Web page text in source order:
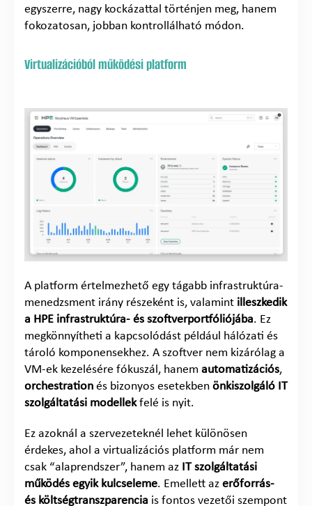
egyszerre, nagy kockázattal történjen meg, hanem
fokozatosan, jobban kontrollálható módon.
Virtualizációból működési platform
A platform értelmezhető egy tágabb infrastruktúra-
menedzsment irány részeként is, valamint illeszkedik
a HPE infrastruktúra- és szoftverportfóliójába. Ez
megkönnyítheti a kapcsolódást például hálózati és
tároló komponensekhez. A szoftver nem kizárólag a
VM-ek kezelésére fókuszál, hanem automatizációs,
orchestration és bizonyos esetekben önkiszolgáló IT
szolgáltatási modellekfelé is nyit.
Ez azoknál a szervezeteknél lehet különösen
érdekes, ahol a virtualizációs platform már nem
csak “alaprendszer”, hanem az IT szolgáltatási
működés egyik kulcseleme. Emellett az erőforrás-
és költségtranszparencia is fontos vezetői szempont